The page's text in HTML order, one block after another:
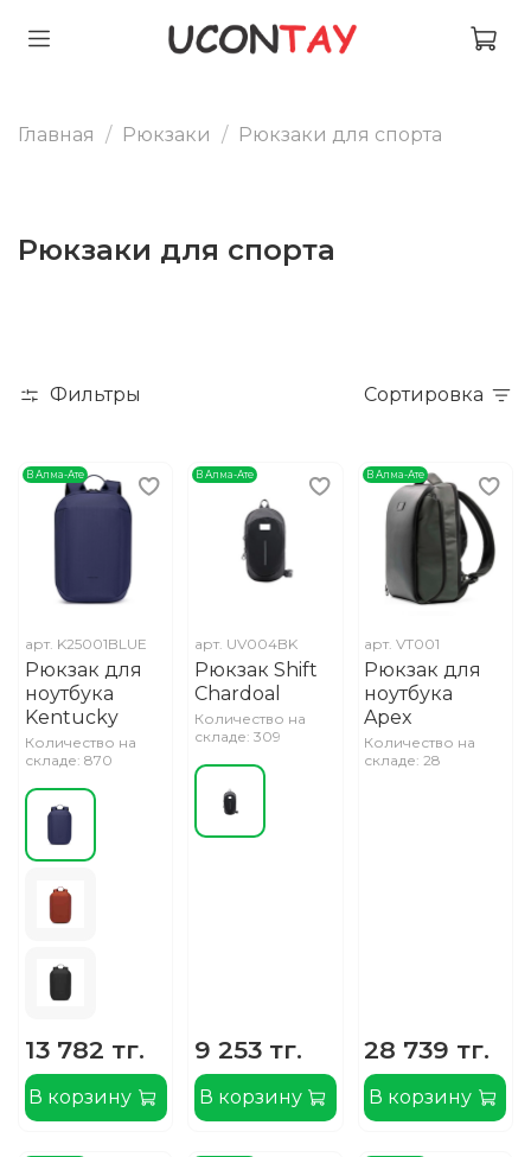
Главная Рюкзаки Рюкзаки для спорта
Рюкзаки для спорта
Фильтры Сортировка
В Алма-Ате
арт. K25001BLUE
Рюкзак для
ноутбука
Kentucky
Количество на
складе: 870
13 782 тг.
В корзину
В Алма-Ате
арт. UV004BK
Рюкзак Shift
Chardoal
Количество на
складе: 309
9 253 тг.
В корзину
В Алма-Ате
арт.VT001
Рюкзак для
ноутбука
Apex
Количество на
складе: 28
28 739 тг.
В корзину